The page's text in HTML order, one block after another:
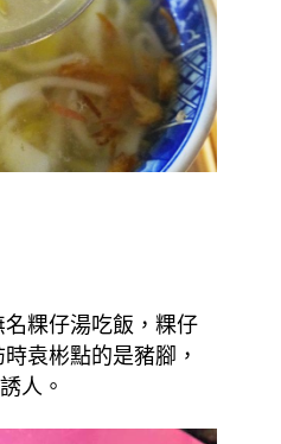
粿仔湯吃飯，粿仔
袁彬點的是豬腳，
人。